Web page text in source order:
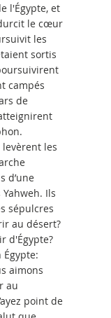
l'Égypte, et
le cœur
les
sortis
campés
de
les
d’une
Ils
sépulcres
au désert?
d'Égypte?
aimons
au
point de